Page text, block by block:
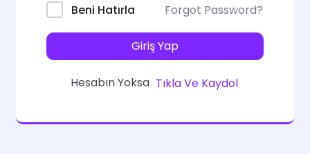
Beni Hatırla Forgot Password?
Giriş Yap
Hesabın Yoksa Tıkla Ve Kaydol